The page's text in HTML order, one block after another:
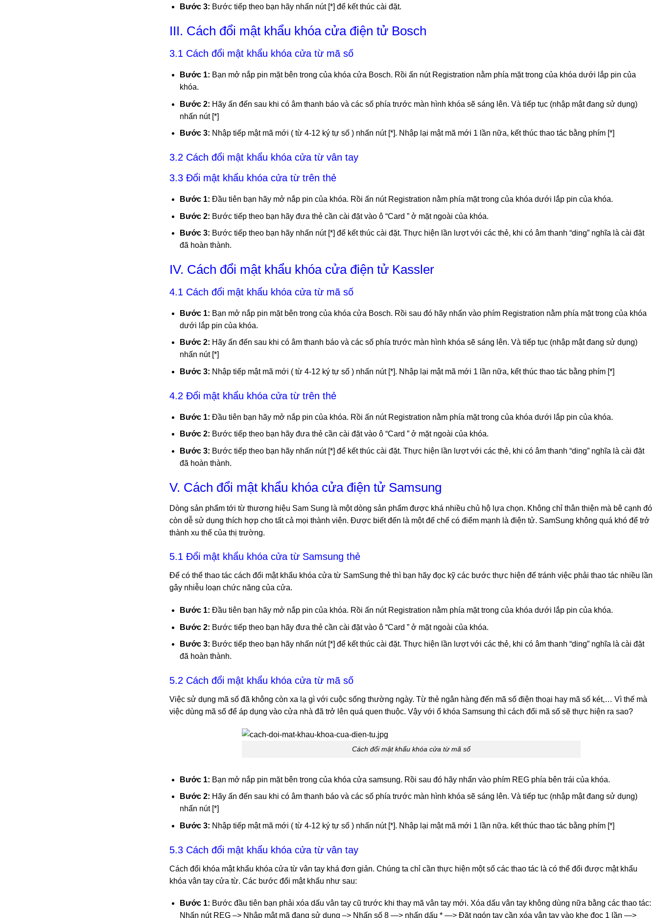
Bước 3: Bước tiếp theo bạn hãy nhấn nút [*] để kết thúc cài đặt.
III. Cách đổi mật khẩu khóa cửa điện tử Bosch
3.1 Cách đổi mật khẩu khóa cửa từ mã số
Bước 1: Bạn mở nắp pin mặt bên trong của khóa cửa Bosch. Rồi ấn nút Registration nằm phía mặt trong của khóa dưới lắp pin của
khóa.
Bước 2: Hãy ấn đến sau khi có âm thanh báo và các số phía trước màn hình khóa sẽ sáng lên. Và tiếp tục (nhập mật đang sử dụng)
nhấn nút [*]
Bước 3: Nhập tiếp mật mã mới ( từ 4-12 ký tự số ) nhấn nút [*]. Nhập lại mật mã mới 1 lần nữa, kết thúc thao tác bằng phím [*]
3.2 Cách đổi mật khẩu khóa cửa từ vân tay
3.3 Đổi mật khẩu khóa cửa từ trên thẻ
Bước 1: Đầu tiên bạn hãy mở nắp pin của khóa. Rồi ấn nút Registration nằm phía mặt trong của khóa dưới lắp pin của khóa.
Bước 2: Bước tiếp theo bạn hãy đưa thẻ cần cài đặt vào ô “Card ” ở mặt ngoài của khóa.
Bước 3: Bước tiếp theo bạn hãy nhấn nút [*] để kết thúc cài đặt. Thực hiện lần lượt với các thẻ, khi có âm thanh “ding” nghĩa là cài đặt
đã hoàn thành.
IV. Cách đổi mật khẩu khóa cửa điện tử Kassler
4.1 Cách đổi mật khẩu khóa cửa từ mã số
Bước 1: Bạn mở nắp pin mặt bên trong của khóa cửa Bosch. Rồi sau đó hãy nhấn vào phím Registration nằm phía mặt trong của khóa
dưới lắp pin của khóa.
Bước 2: Hãy ấn đến sau khi có âm thanh báo và các số phía trước màn hình khóa sẽ sáng lên. Và tiếp tục (nhập mật đang sử dụng)
nhấn nút [*]
Bước 3: Nhập tiếp mật mã mới ( từ 4-12 ký tự số ) nhấn nút [*]. Nhập lại mật mã mới 1 lần nữa, kết thúc thao tác bằng phím [*]
4.2 Đổi mật khẩu khóa cửa từ trên thẻ
Bước 1: Đầu tiên bạn hãy mở nắp pin của khóa. Rồi ấn nút Registration nằm phía mặt trong của khóa dưới lắp pin của khóa.
Bước 2: Bước tiếp theo bạn hãy đưa thẻ cần cài đặt vào ô “Card ” ở mặt ngoài của khóa.
Bước 3: Bước tiếp theo bạn hãy nhấn nút [*] để kết thúc cài đặt. Thực hiện lần lượt với các thẻ, khi có âm thanh “ding” nghĩa là cài đặt
đã hoàn thành.
V. Cách đổi mật khẩu khóa cửa điện tử Samsung
Dòng sản phẩm tới từ thương hiệu Sam Sung là một dòng sản phẩm được khá nhiều chủ hộ lựa chọn. Không chỉ thân thiện mà bê cạnh đó
còn dễ sử dụng thích hợp cho tất cả mọi thành viên. Được biết đến là một đế chế có điểm mạnh là điện tử. SamSung không quá khó để trở
thành xu thế của thị trường.
5.1 Đổi mật khẩu khóa cửa từ Samsung thẻ
Để có thể thao tác cách đổi mật khẩu khóa cửa từ SamSung thẻ thì bạn hãy đọc kỹ các bước thực hiện để tránh việc phải thao tác nhiều lần
gây nhiễu loạn chức năng của cửa.
Bước 1: Đầu tiên bạn hãy mở nắp pin của khóa. Rồi ấn nút Registration nằm phía mặt trong của khóa dưới lắp pin của khóa.
Bước 2: Bước tiếp theo bạn hãy đưa thẻ cần cài đặt vào ô “Card ” ở mặt ngoài của khóa.
Bước 3: Bước tiếp theo bạn hãy nhấn nút [*] để kết thúc cài đặt. Thực hiện lần lượt với các thẻ, khi có âm thanh “ding” nghĩa là cài đặt
đã hoàn thành.
5.2 Cách đổi mật khẩu khóa cửa từ mã số
Việc sử dụng mã số đã không còn xa lạ gì với cuộc sống thường ngày. Từ thẻ ngân hàng đến mã số điện thoại hay mã số két,… Vì thế mà
việc dùng mã số để áp dụng vào cửa nhà đã trở lên quá quen thuộc. Vậy với ổ khóa Samsung thì cách đổi mã số sẽ thực hiện ra sao?
Cách đổi mật khẩu khóa cửa từ mã số
Bước 1: Bạn mở nắp pin mặt bên trong của khóa cửa samsung. Rồi sau đó hãy nhấn vào phím REG phía bên trái của khóa.
Bước 2: Hãy ấn đến sau khi có âm thanh báo và các số phía trước màn hình khóa sẽ sáng lên. Và tiếp tục (nhập mật đang sử dụng)
nhấn nút [*]
Bước 3: Nhập tiếp mật mã mới ( từ 4-12 ký tự số ) nhấn nút [*]. Nhập lại mật mã mới 1 lần nữa. kết thúc thao tác bằng phím [*]
5.3 Cách đổi mật khẩu khóa cửa từ vân tay
Cách đổi khóa mật khẩu khóa cửa từ vân tay khá đơn giản. Chúng ta chỉ cần thực hiện một số các thao tác là có thể đổi được mật khẩu
khóa vân tay cửa từ. Các bước đổi mật khẩu như sau:
Bước 1: Bước đầu tiên bạn phải xóa dấu vân tay cũ trước khi thay mã vân tay mới. Xóa dấu vân tay không dùng nữa bằng các thao tác:
Nhấn nút REG –> Nhập mật mã đang sử dụng –> Nhấn số 8 —> nhấn dấu * —> Đặt ngón tay cần xóa vân tay vào khe đọc 1 lần —>